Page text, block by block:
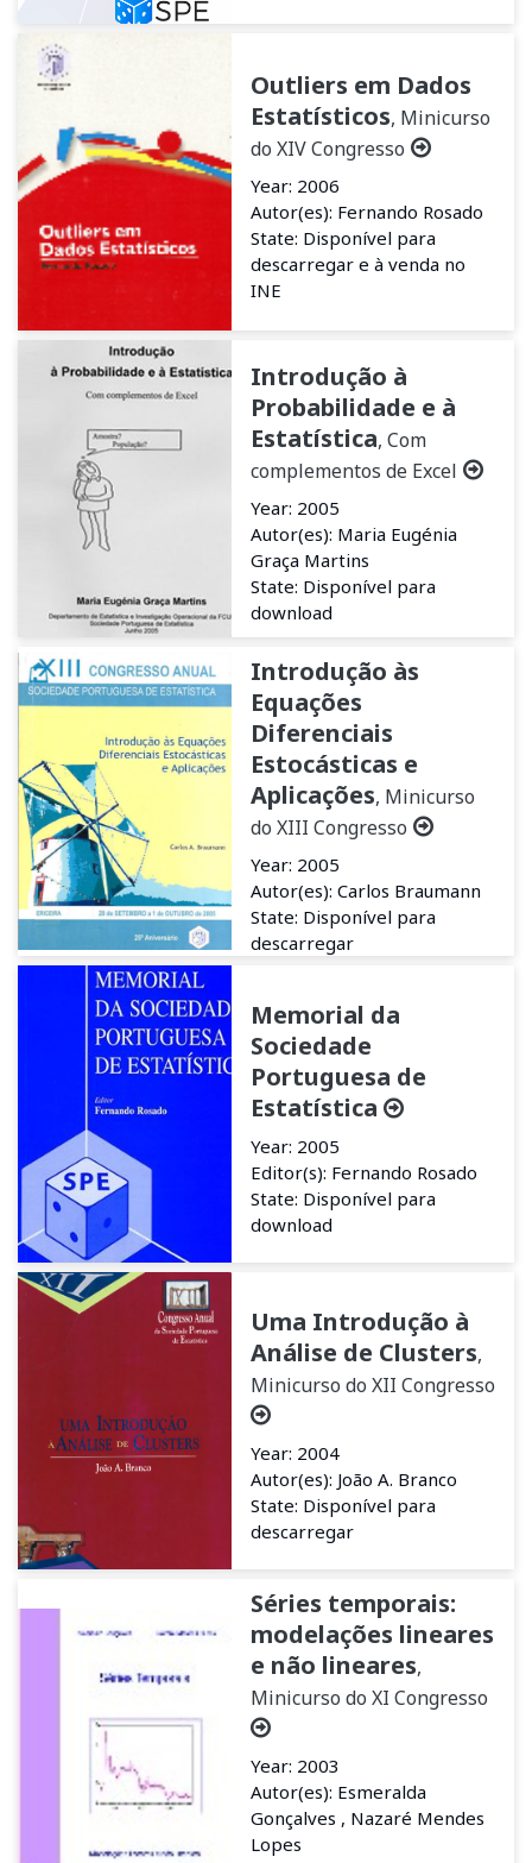
Outliers em Dados
Estatísticos, Minicurso
do XIV Congresso
Year: 2006
Autor(es): Fernando Rosado
State: Disponível para
descarregar e à venda no
INE
Introdução à
Probabilidade e à
Estatística, Com
complementos de Excel
Year: 2005
Autor(es): Maria Eugénia
Graça Martins
State: Disponível para
download
Introdução às
Equações
Diferenciais
Estocásticas e
Aplicações, Minicurso
do XIII Congresso
Year: 2005
Autor(es): Carlos Braumann
State: Disponível para
descarregar
Memorial da
Sociedade
Portuguesa de
Estatística
Year: 2005
Editor(s): Fernando Rosado
State: Disponível para
download
Uma Introdução à
Análise de Clusters,
Minicurso do XII Congresso
Year: 2004
Autor(es): João A. Branco
State: Disponível para
descarregar
Séries temporais:
modelações lineares
e não lineares,
Minicurso do XI Congresso
Year: 2003
Autor(es): Esmeralda
Gonçalves , Nazaré Mendes
Lopes